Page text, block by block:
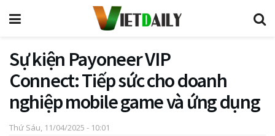
Sự kiện Payoneer VIP
Connect: Tiếp sức cho doanh
nghiệp mobile game và ứng dụng
Thứ Sáu, 11/04/2025 - 10:01